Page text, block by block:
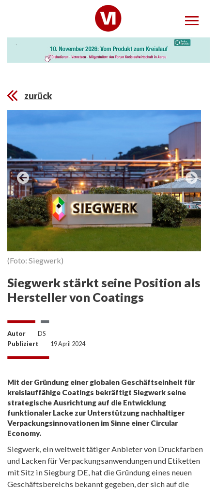
zurück
(Foto: Siegwerk)
Siegwerk stärkt seine Position als
Hersteller von Coatings
Autor
DS
Publiziert
19 April 2024
Mit der Gründung einer globalen Geschäftseinheit für
kreislauffähige Coatings bekräftigt Siegwerk seine
strategische Ausrichtung auf die Entwicklung
funktionaler Lacke zur Unterstützung nachhaltiger
Verpackungsinnovationen im Sinne einer Circular
Economy.
Siegwerk, ein weltweit tätiger Anbieter von Druckfarben
und Lacken für Verpackungsanwendungen und Etiketten
mit Sitz in Siegburg DE, hat die Gründung eines neuen
Geschäftsbereichs bekannt gegeben, der sich auf die